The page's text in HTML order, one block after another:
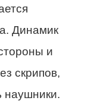
Динамик
и
скрипов,
наушники.